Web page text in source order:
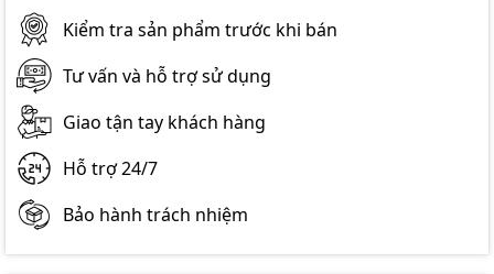
Kiểm tra sản phẩm trước khi bán
Tư vấn và hỗ trợ sử dụng
Giao tận tay khách hàng
Hỗ trợ 24/7
Bảo hành trách nhiệm